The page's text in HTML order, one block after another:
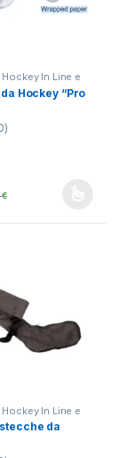
Hockey In Line e
Hockey “Pro
€ ha più
Hockey In Line e
da